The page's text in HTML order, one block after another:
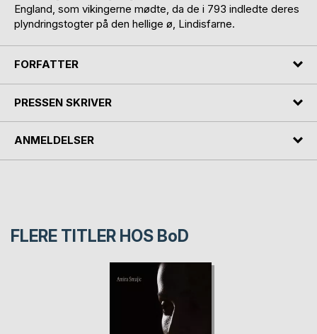
England, som vikingerne mødte, da de i 793 indledte deres
plyndringstogter på den hellige ø, Lindisfarne.
FORFATTER
PRESSEN SKRIVER
ANMELDELSER
FLERE TITLER HOS BoD